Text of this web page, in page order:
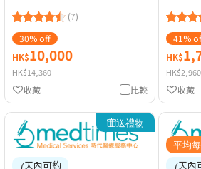
(7)
30% off
HK$10,000
HK$14,360
比較
收藏
41%
HK$
HK$2,960
收藏
送禮物
7天內可約
平均
7天內